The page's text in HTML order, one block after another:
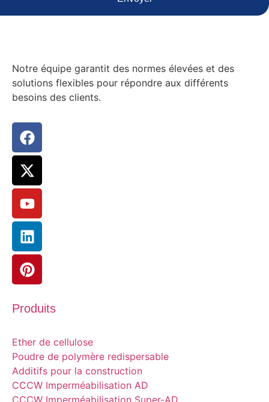
Notre équipe garantit des normes élevées et des
solutions flexibles pour répondre aux différents
besoins des clients.
Produits
Ether de cellulose
Poudre de polymère redispersable
Additifs pour la construction
CCCW Imperméabilisation AD